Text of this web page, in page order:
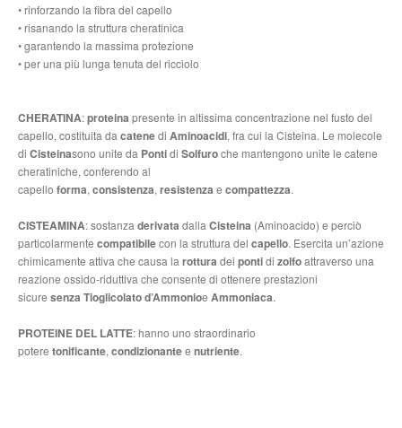
• rinforzando la fibra del capello
• risanando la struttura cheratinica
• garantendo la massima protezione
• per una più lunga tenuta del ricciolo
CHERATINA:proteina presente in altissima concentrazione nel fusto del
capello, costituita da catenedi Aminoacidi, fra cui la Cisteina. Le molecole
di Cisteinasono unite da Pontidi Solfuroche mantengono unite le catene
cheratiniche, conferendo al
capello forma, consistenza, resistenza e compattezza.
CISTEAMINA: sostanza derivata dalla Cisteina (Aminoacido) e perciò
particolarmente compatibilecon la struttura del capello. Esercita un’azione
chimicamente attiva che causa la rottura dei pontidi zolfoattraverso una
reazione ossido-riduttiva che consente di ottenere prestazioni
sicure senza Tioglicolatod’Ammonioe Ammoniaca.
PROTEINE DEL LATTE: hanno uno straordinario
potere tonificante, condizionantee nutriente.